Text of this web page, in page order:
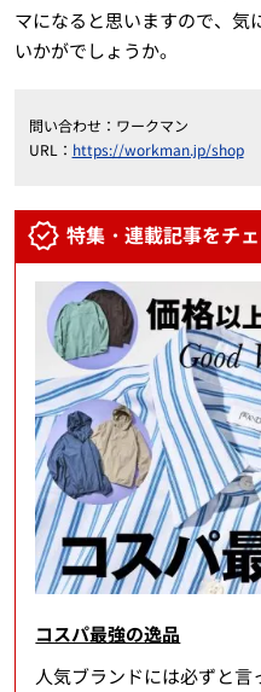
マになると思いますので、気
いかがでしょうか。
問い合わせ：ワークマン
URL： https://workman.jp/shop
特集・連載記事をチェ
コスパ最強の逸品
人気ブランドには必ずと